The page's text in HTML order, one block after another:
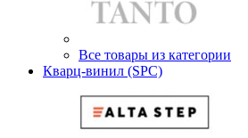
Все товары из категории
Кварц-винил (SPC)